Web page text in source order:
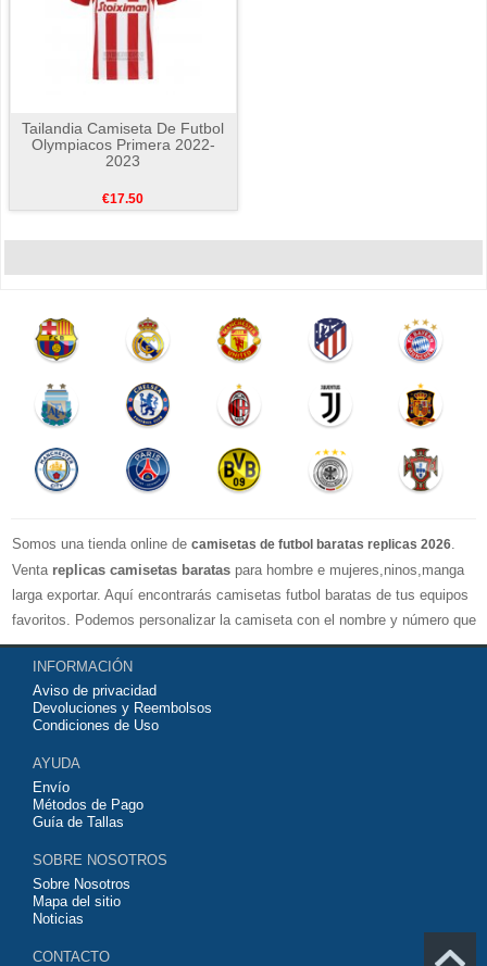
Tailandia Camiseta De Futbol
Olympiacos Primera 2022-
2023
€17.50
Somos una tienda online de camisetas de futbol baratas replicas 2026
Venta replicas camisetas baratas para hombre e mujeres,ninos,manga
larga exportar. Aquí encontrarás camisetas futbol baratas de tus equipos
favoritos. Podemos personalizar la camiseta con el nombre y número que
quieras. Nuestrascamisetas de futbol replicasson de máxima calidad
tailandesa por lo que estamos convencidos que quedarás muy satisfecho
con ella. Estas camisetas tienen un tejido transpirable por lo que te
servirán para jugar al fútbol o simplemente para animar a tu equipo
contáctanos y haremos lo posible para conseguirtela lo más barata
posible.
INFORMACIÓN
Aviso de privacidad
Devoluciones y Reembolsos
Condiciones de Uso
AYUDA
Envío
Métodos de Pago
Guía de Tallas
SOBRE NOSOTROS
Sobre Nosotros
Mapa del sitio
Noticias
CONTACTO